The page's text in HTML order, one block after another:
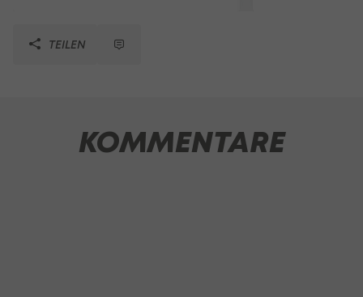
TEILEN
KOMMENTARE